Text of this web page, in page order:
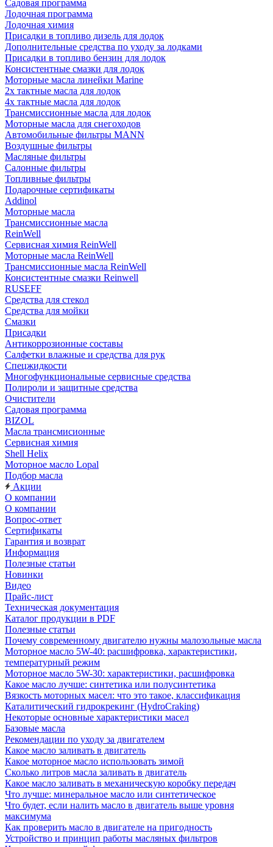
Садовая программа
Лодочная программа
Лодочная химия
Присадки в топливо дизель для лодок
Дополнительные средства по уходу за лодками
Присадки в топливо бензин для лодок
Консистентные смазки для лодок
Моторные масла линейки Marine
2х тактные масла для лодок
4х тактные масла для лодок
Трансмиссионные масла для лодок
Моторные масла для снегоходов
Автомобильные фильтры MANN
Воздушные фильтры
Масляные фильтры
Салонные фильтры
Топливные фильтры
Подарочные сертификаты
Addinol
Моторные масла
Трансмиссионные масла
ReinWell
Сервисная химия ReinWell
Моторные масла ReinWell
Трансмиссионные масла ReinWell
Консистентные смазки Reinwell
RUSEFF
Средства для стекол
Средства для мойки
Смазки
Присадки
Антикоррозионные составы
Салфетки влажные и средства для рук
Спецжидкости
Многофункциональные сервисные средства
Полироли и защитные средства
Очистители
Садовая программа
BIZOL
Масла трансмисионные
Сервисная химия
Shell Helix
Моторное масло Lopal
Подбор масла
Акции
О компании
О компании
Вопрос-ответ
Сертификаты
Гарантия и возврат
Информация
Полезные статьи
Новинки
Видео
Прайс-лист
Техническая документация
Каталог продукции в PDF
Полезные статьи
Почему современному двигателю нужны малозольные масла
Моторное масло 5W-40: расшифровка, характеристики,
температурный режим
Моторное масло 5W-30: характеристики, расшифровка
Какое масло лучше: синтетика или полусинтетика
Вязкость моторных масел: что это такое, классификация
Каталитический гидрокрекинг (НydroСraking)
Некоторые основные характеристики масел
Базовые масла
Рекомендации по уходу за двигателем
Какое масло заливать в двигатель
Какое моторное масло использовать зимой
Сколько литров масла заливать в двигатель
Какое масло заливать в механическую коробку передач
Что лучше: минеральное масло или синтетическое
Что будет, если налить масло в двигатель выше уровня
максимума
Как проверить масло в двигателе на пригодность
Устройство и принцип работы масляных фильтров